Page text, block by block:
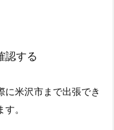
認する
に米沢市まで出張でき
。